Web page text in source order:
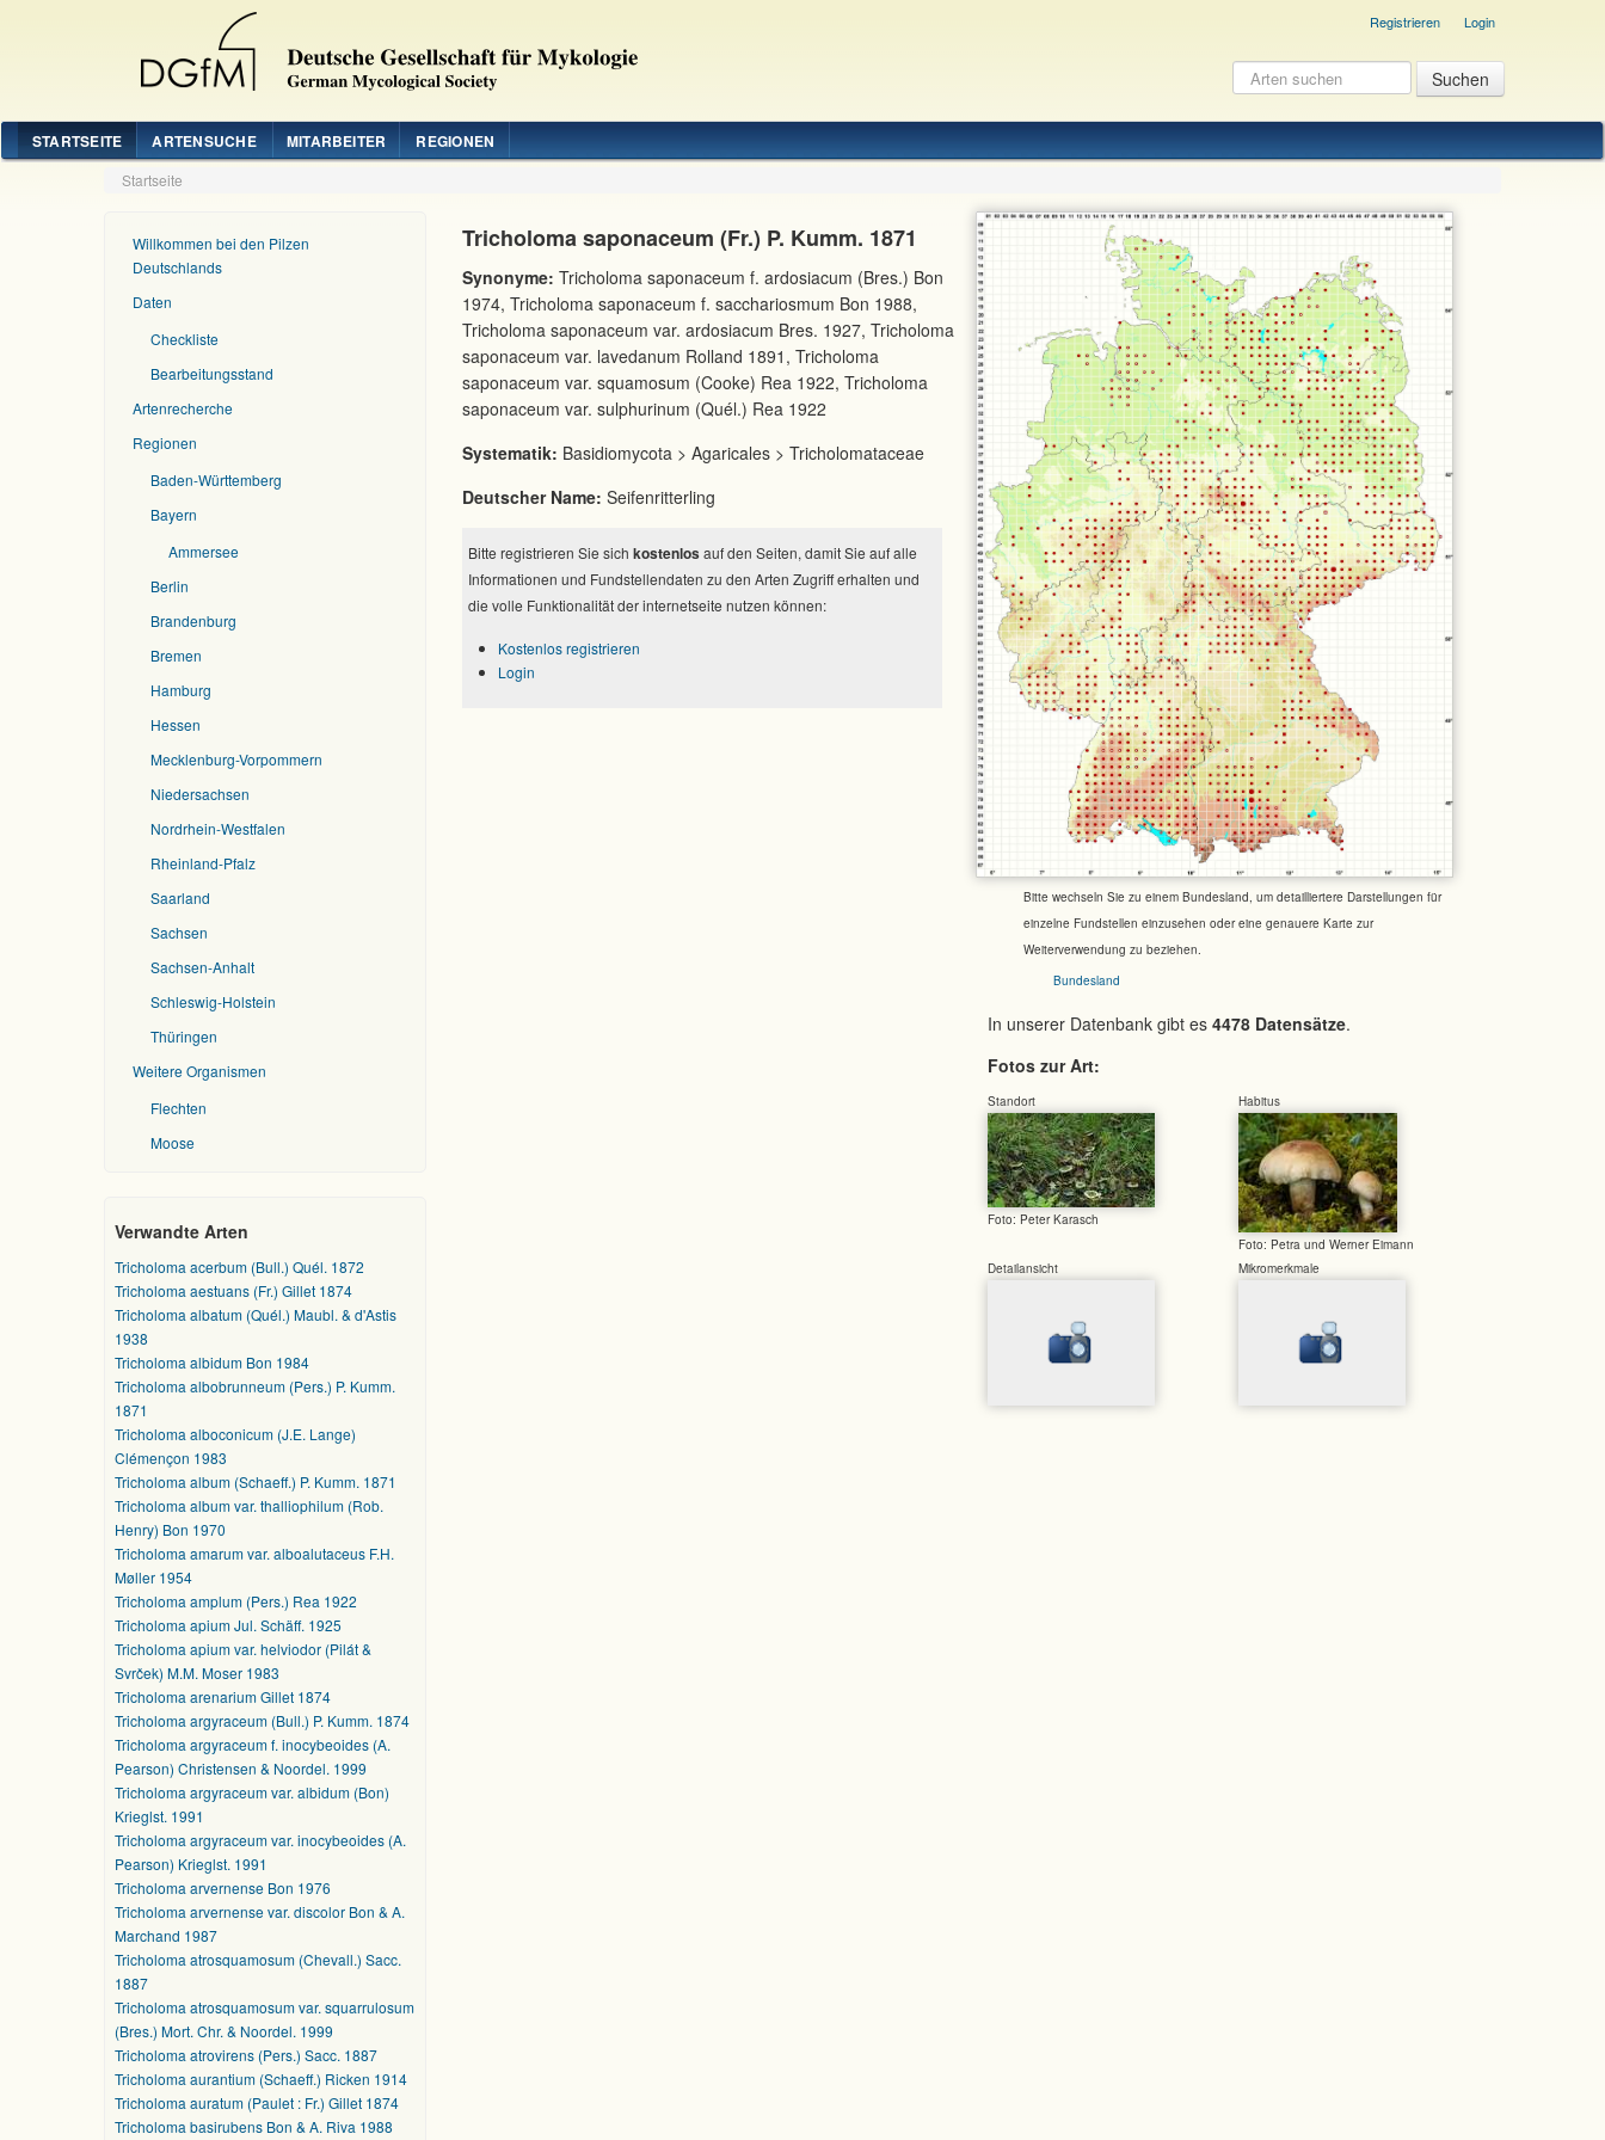
Registrieren Login
STARTSEITE ARTENSUCHE MITARBEITER REGIONEN
Startseite
Willkommen bei den Pilzen
Deutschlands
Daten
Checkliste
Bearbeitungsstand
Artenrecherche
Regionen
Baden-Württemberg
Bayern
Ammersee
Berlin
Brandenburg
Bremen
Hamburg
Hessen
Mecklenburg-Vorpommern
Niedersachsen
Nordrhein-Westfalen
Rheinland-Pfalz
Saarland
Sachsen
Sachsen-Anhalt
Schleswig-Holstein
Thüringen
Weitere Organismen
Flechten
Moose
Verwandte Arten
Tricholoma acerbum (Bull.) Quél. 1872
Tricholoma aestuans (Fr.) Gillet 1874
Tricholoma albatum (Quél.) Maubl. & d'Astis
1938
Tricholoma albidum Bon 1984
Tricholoma albobrunneum (Pers.) P. Kumm.
1871
Tricholoma alboconicum (J.E. Lange)
Clémençon 1983
Tricholoma album (Schaeff.) P. Kumm. 1871
Tricholoma album var. thalliophilum (Rob.
Henry) Bon 1970
Tricholoma amarum var. alboalutaceus F.H.
Møller 1954
Tricholoma amplum (Pers.) Rea 1922
Tricholoma apium Jul. Schäff. 1925
Tricholoma apium var. helviodor (Pilát &
Svrček) M.M. Moser 1983
Tricholoma arenarium Gillet 1874
Tricholoma argyraceum (Bull.) P. Kumm. 1874
Tricholoma argyraceum f. inocybeoides (A.
Pearson) Christensen & Noordel. 1999
Tricholoma argyraceum var. albidum (Bon)
Krieglst. 1991
Tricholoma argyraceum var. inocybeoides (A.
Pearson) Krieglst. 1991
Tricholoma arvernense Bon 1976
Tricholoma arvernense var. discolor Bon & A.
Marchand 1987
Tricholoma atrosquamosum (Chevall.) Sacc.
1887
Tricholoma atrosquamosum var. squarrulosum
(Bres.) Mort. Chr. & Noordel. 1999
Tricholoma atrovirens (Pers.) Sacc. 1887
Tricholoma aurantium (Schaeff.) Ricken 1914
Tricholoma auratum (Paulet : Fr.) Gillet 1874
Tricholoma basirubens Bon & A. Riva 1988
Bitte wechseln Sie zu einem Bundesland, um detailliertere Darstellungen für
einzelne Fundstellen einzusehen oder eine genauere Karte zur
Weiterverwendung zu beziehen.
Bundesland
In unserer Datenbank gibt es 4478 Datensätze.
Fotos zur Art:
Standort
Foto: Peter Karasch
Habitus
Foto: Petra und Werner Eimann
Detailansicht
Mikromerkmale
Tricholoma saponaceum (Fr.) P. Kumm. 1871
Synonyme: Tricholoma saponaceum f. ardosiacum (Bres.) Bon
1974, Tricholoma saponaceum f. sacchariosmum Bon 1988,
Tricholoma saponaceum var. ardosiacum Bres. 1927, Tricholoma
saponaceum var. lavedanum Rolland 1891, Tricholoma
saponaceum var. squamosum (Cooke) Rea 1922, Tricholoma
saponaceum var. sulphurinum (Quél.) Rea 1922
Systematik: Basidiomycota > Agaricales > Tricholomataceae
Deutscher Name: Seifenritterling
Bitte registrieren Sie sich kostenlos auf den Seiten, damit Sie auf alle
Informationen und Fundstellendaten zu den Arten Zugriff erhalten und
die volle Funktionalität der internetseite nutzen können:
Kostenlos registrieren
Login